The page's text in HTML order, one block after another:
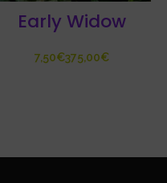
Early Widow
€ €